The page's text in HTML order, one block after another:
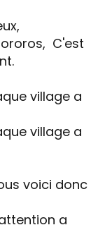
C'est
village a
village a
voici donc
a